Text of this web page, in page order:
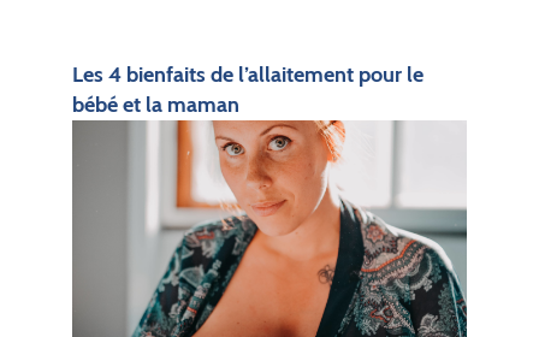
Les 4 bienfaits de l’allaitement pour le
bébé et la maman